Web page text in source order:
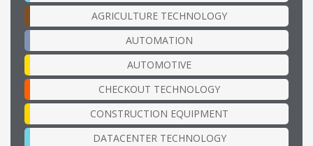
AGRICULTURE TECHNOLOGY
AUTOMATION
AUTOMOTIVE
CHECKOUT TECHNOLOGY
CONSTRUCTION EQUIPMENT
DATACENTER TECHNOLOGY